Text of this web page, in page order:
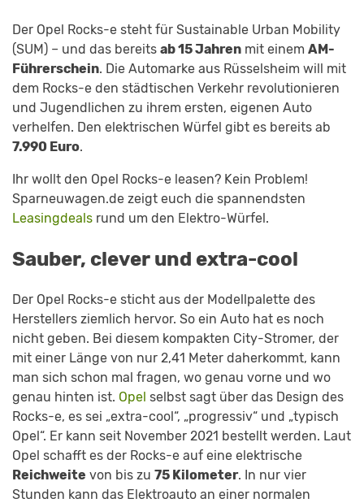
Der Opel Rocks-e steht für Sustainable Urban Mobility
(SUM) – und das bereits ab 15 Jahren mit einem AM-
Führerschein. Die Automarke aus Rüsselsheim will mit
dem Rocks-e den städtischen Verkehr revolutionieren
und Jugendlichen zu ihrem ersten, eigenen Auto
verhelfen. Den elektrischen Würfel gibt es bereits ab
7.990 Euro.
Ihr wollt den Opel Rocks-e leasen? Kein Problem!
Sparneuwagen.de zeigt euch die spannendsten
Leasingdeals rund um den Elektro-Würfel.
Sauber, clever und extra-cool
Der Opel Rocks-e sticht aus der Modellpalette des
Herstellers ziemlich hervor. So ein Auto hat es noch
nicht geben. Bei diesem kompakten City-Stromer, der
mit einer Länge von nur 2,41 Meter daherkommt, kann
man sich schon mal fragen, wo genau vorne und wo
genau hinten ist. Opel selbst sagt über das Design des
Rocks-e, es sei „extra-cool“, „progressiv“ und „typisch
Opel“. Er kann seit November 2021 bestellt werden. Laut
Opel schafft es der Rocks-e auf eine elektrische
Reichweite von bis zu 75 Kilometer. In nur vier
Stunden kann das Elektroauto an einer normalen